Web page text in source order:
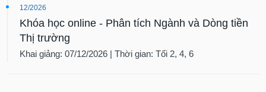
12/2026
Khóa học online - Phân tích Ngành và Dòng tiền
Thị trường
Khai giảng: 07/12/2026 | Thời gian: Tối 2, 4, 6